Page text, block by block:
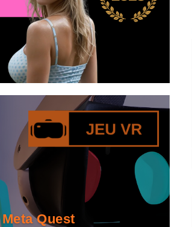
Quest